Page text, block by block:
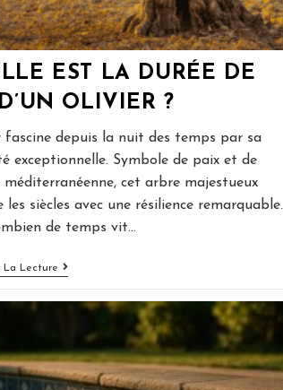
EST LA DURÉE DE
OLIVIER ?
fascine depuis la nuit des temps par sa
exceptionnelle. Symbole de paix et de
méditerranéenne, cet arbre majestueux
les siècles avec une résilience remarquable.
de temps vit…
La LectureQuelle
Durée
D’un
Olivier
?